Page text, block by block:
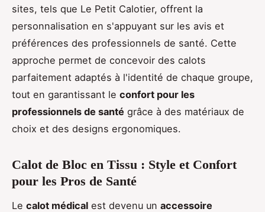
sites, tels que Le Petit Calotier, offrent la
personnalisation en s'appuyant sur les avis et
préférences des professionnels de santé. Cette
approche permet de concevoir des calots
parfaitement adaptés à l'identité de chaque groupe,
tout en garantissant le confort pour les
professionnels de santé grâce à des matériaux de
choix et des designs ergonomiques.
Calot de Bloc en Tissu : Style et Confort
pour les Pros de Santé
Le calot médical est devenu un accessoire